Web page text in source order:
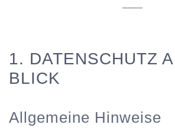
1. DATENSCHUTZ
BLICK
Allgemeine Hinweise